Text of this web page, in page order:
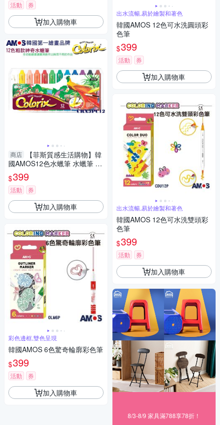
活動 券
加入購物車
商店
【菲斯質感生活購物】韓
國AMOS12色水蠟筆 水蠟筆 12
色 韓國AMOS AMOS阿摩司 兒
童蠟筆 無毒蠟筆
$399
活動 券
加入購物車
彩色邊框,雙色呈現
韓國AMOS 6色驚奇輪廓彩色筆
$399
活動 券
加入購物車
出水流暢,易於繪製和著色
韓國AMOS 12色可水洗圓頭彩
色筆
$399
活動 券
加入購物車
出水流暢,易於繪製和著色
韓國AMOS 12色可水洗雙頭彩
色筆
$399
活動 券
加入購物車
8/3-8/9 家具滿788享78折！